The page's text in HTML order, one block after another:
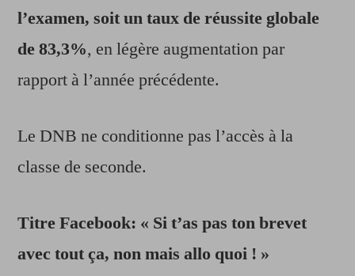
l’examen, soit un taux de réussite globale
de 83,3%, en légère augmentation par
rapport à l’année précédente.
Le DNB ne conditionne pas l’accès à la
classe de seconde.
Titre Facebook: « Si t’as pas ton brevet
avec tout ça, non mais allo quoi ! »